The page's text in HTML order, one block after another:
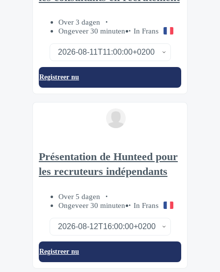
Over 3 dagen
Ongeveer 30 minuten
In Frans
Registreer nu
Présentation de Hunteed pour
les recruteurs indépendants
Over 5 dagen
Ongeveer 30 minuten
In Frans
Registreer nu